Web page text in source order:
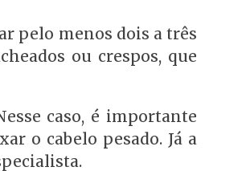
pelo menos dois a três
ou crespos, que
caso, é importante
o cabelo pesado. Já a